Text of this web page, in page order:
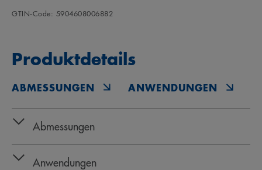
GTIN‑Code: 5904608006882
Produktdetails
ABMESSUNGEN ANWENDUNGEN
Abmessungen
Anwendungen